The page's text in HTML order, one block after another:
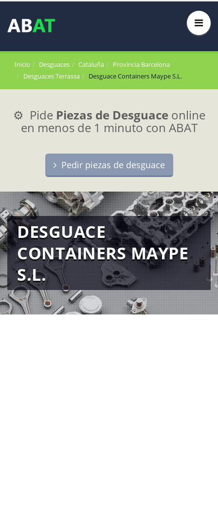
Inicio Desguaces Cataluña
Provincia Barcelona
Desguaces Terrassa
Desguace Containers Maype S.L.
⚙️ Pide Piezas de Desguace online
en menos de 1 minuto con ABAT
Pedir piezas de desguace
DESGUACE
CONTAINERS MAYPE
S.L.